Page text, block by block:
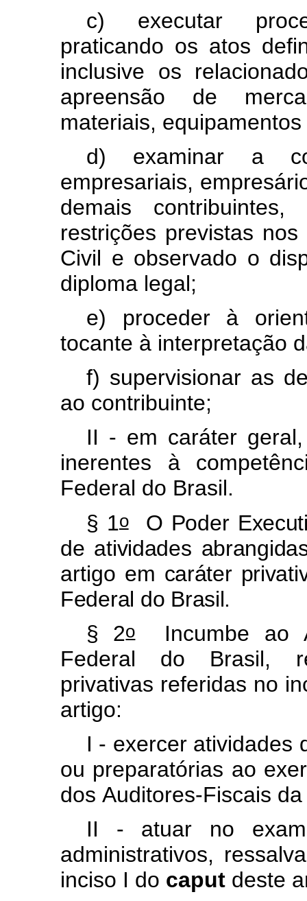
c)
executar
praticando os atos
inclusive
os
apreensão
de
materiais, equipamentos
d)
examinar a
empresariais,
demais
contribuintes,
restrições previstas nos
Civil e observado o
diploma legal;
e)
proceder à
tocante à interpretação
f) supervisionar as
ao contribuinte;
II - em caráter geral,
inerentes
à
Federal do Brasil.
§ 1o O Poder
de atividades
artigo em caráter
Federal do Brasil.
§
2o Incumbe ao
Federal
do Brasil,
privativas referidas no
artigo:
I - exercer atividades
ou preparatórias ao
dos Auditores-Fiscais da
II
- atuar no
administrativos,
inciso I do caput deste